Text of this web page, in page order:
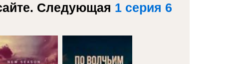
Следующая 1 серия 6